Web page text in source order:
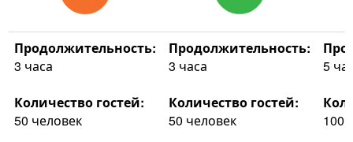
Продолжительность:
3 часа
Количество гостей:
50 человек
Продолжительность:
3 часа
Количество гостей:
50 человек
5
100